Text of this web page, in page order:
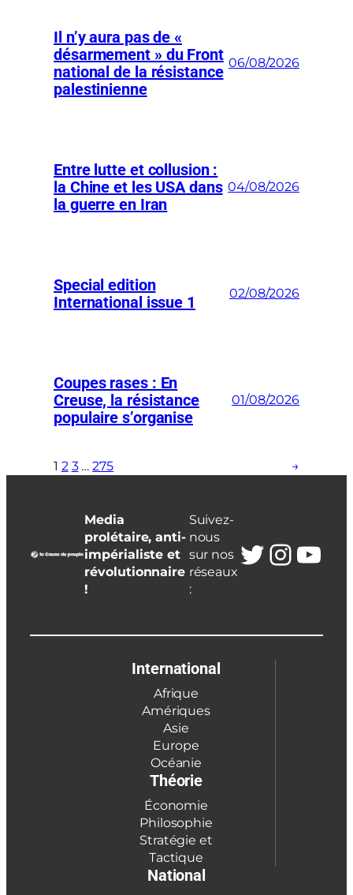
Il n’y aura pas de «
désarmement » du Front
national de la résistance
palestinienne
06/08/2026
Entre lutte et collusion :
la Chine et les USA dans
la guerre en Iran
04/08/2026
Special edition
International issue 1
02/08/2026
Coupes rases : En
Creuse, la résistance
populaire s’organise
01/08/2026
1 2 3 … 275 →
Media
prolétaire, anti-
impérialiste et
révolutionnaire
!
Suivez-
nous
sur nos
réseaux
:
Twitter
International
Afrique
Amériques
Asie
Europe
Océanie
Théorie
Économie
Philosophie
Stratégie et
Tactique
National